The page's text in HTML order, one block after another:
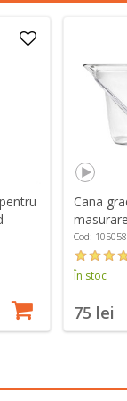
Cana
"Good
Cod:
În stoc
75 lei